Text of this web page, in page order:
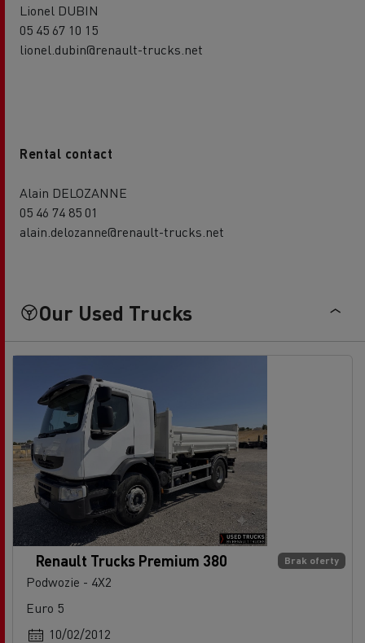
Lionel DUBIN
05 45 67 10 15
lionel.dubin@renault-trucks.net
Rental contact
Alain DELOZANNE
05 46 74 85 01
alain.delozanne@renault-trucks.net
Our Used Trucks
Brak oferty
Renault Trucks Premium 380
Podwozie - 4X2
Euro 5
10/02/2012